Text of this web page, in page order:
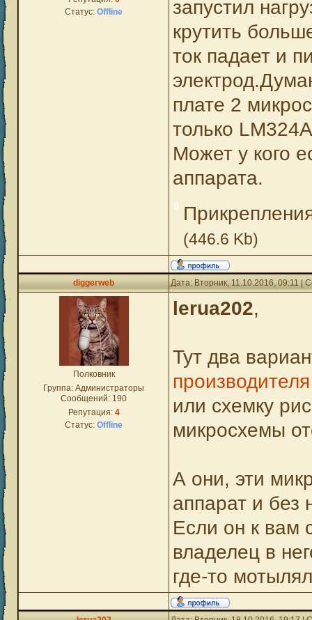
Статус: Offline
запустил
крутить
ток падает и
плате 2
только
Может у кого
аппарата.
(446.6 Kb)
diggerweb Дата: Вторник, 11.10.2016, 09:11 |
Полковник
Группа: Администраторы
Сообщений: 190
Репутация: 4
Статус: Offline
lerua202,
Тут два
производителя
или схемку
микросхемы
А они, эти
аппарат и без
Если он к вам
владелец в
где-то